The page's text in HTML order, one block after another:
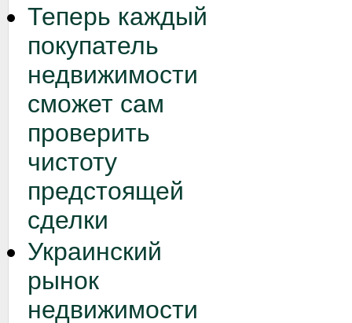
Теперь каждый
покупатель
недвижимости
сможет сам
проверить
чистоту
предстоящей
сделки
Украинский
рынок
недвижимости